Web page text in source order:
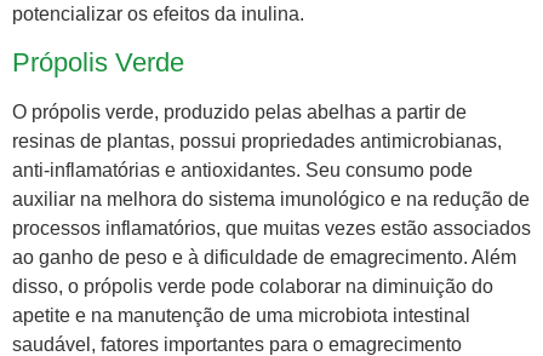
potencializar os efeitos da inulina.
Própolis Verde
O própolis verde, produzido pelas abelhas a partir de
resinas de plantas, possui propriedades antimicrobianas,
anti-inflamatórias e antioxidantes. Seu consumo pode
auxiliar na melhora do sistema imunológico e na redução de
processos inflamatórios, que muitas vezes estão associados
ao ganho de peso e à dificuldade de emagrecimento. Além
disso, o própolis verde pode colaborar na diminuição do
apetite e na manutenção de uma microbiota intestinal
saudável, fatores importantes para o emagrecimento